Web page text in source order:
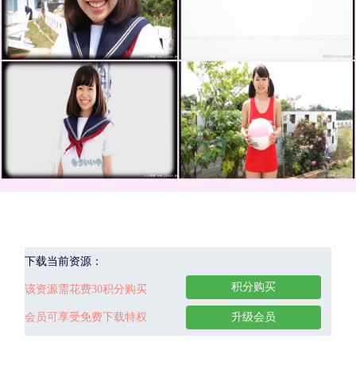
下载当前资源：
该资源需花费30积分购买
会员可享受免费下载特权
积分购买
升级会员